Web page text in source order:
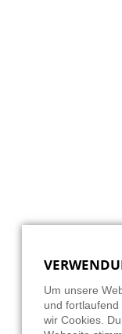
Um unsere
und
wir Cookies.